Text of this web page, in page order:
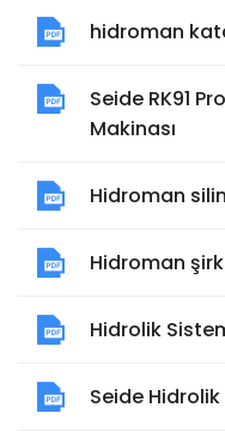
hidroman
Seide RK91
Makinası
Hidroman
Hidroman
Hidrolik
Seide